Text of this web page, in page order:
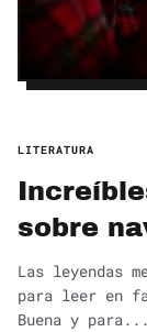
LITERATURA
sobre
Las leyendas
para leer en
Buena y para...